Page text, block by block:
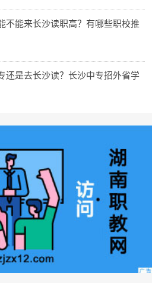
不能来长沙读职高？有哪些职校推
还是去长沙读？长沙中专招外省学